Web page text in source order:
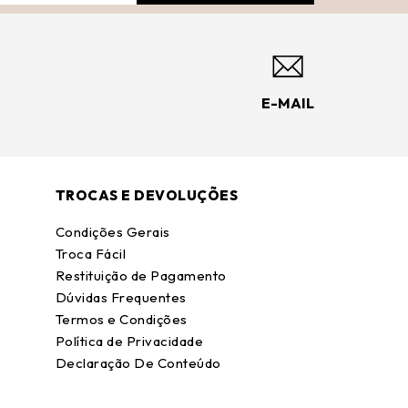
E-MAIL
TROCAS E DEVOLUÇÕES
Condições Gerais
Troca Fácil
Restituição de Pagamento
Dúvidas Frequentes
Termos e Condições
Política de Privacidade
Declaração De Conteúdo